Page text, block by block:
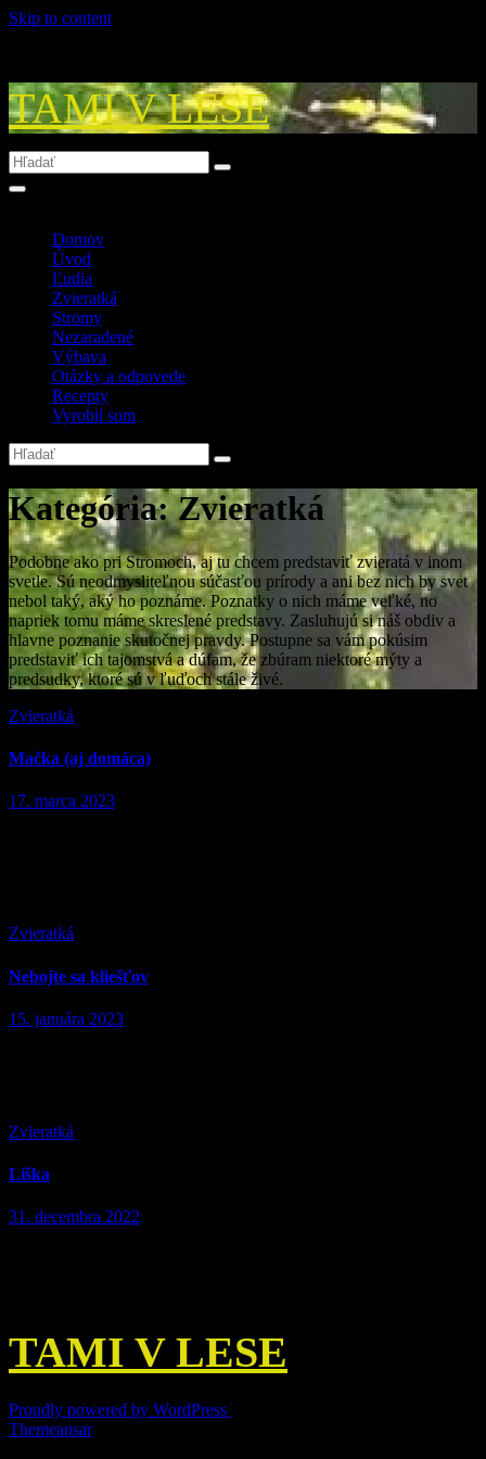
Skip to content
TAMI V LESE
Domov
Úvod
Ľudia
Zvieratká
Stromy
Nezaradené
Výbava
Otázky a odpovede
Recepty
Vyrobil som
Kategória:Zvieratká
Podobne ako pri Stromoch, aj tu chcem predstaviť zvieratá v inom
svetle. Sú neodmysliteľnou súčasťou prírody a ani bez nich by svet
nebol taký, aký ho poznáme. Poznatky o nich máme veľké, no
napriek tomu máme skreslené predstavy. Zasluhujú si náš obdiv a
hlavne poznanie skutočnej pravdy. Postupne sa vám pokúsim
predstaviť ich tajomstvá a dúfam, že zbúram niektoré mýty a
predsudky, ktoré sú v ľuďoch stále živé.
Zvieratká
Mačka (aj domáca)
17. marca 2023
Zvieratká
Nebojte sa kliešťov
15. januára 2023
Zvieratká
Líška
31. decembra 2022
TAMI V LESE
Proudly powered by WordPress
Themeansar.